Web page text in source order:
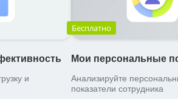
и
Бесплатно
Мои персональные
Анализируйте
показатели сотрудника